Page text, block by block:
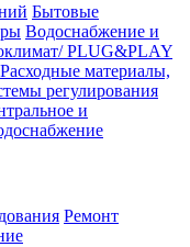
Бытовые
Водоснабжение и
PLUG&PLAY
Расходные материалы,
регулирования
и
Ремонт